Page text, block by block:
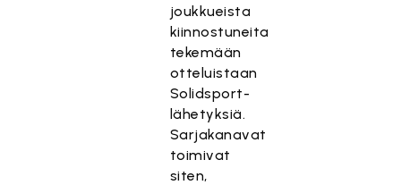
joukkueista
kiinnostuneita
tekemään
otteluistaan
Solidsport-
lähetyksiä.
Sarjakanavat
toimivat
siten,